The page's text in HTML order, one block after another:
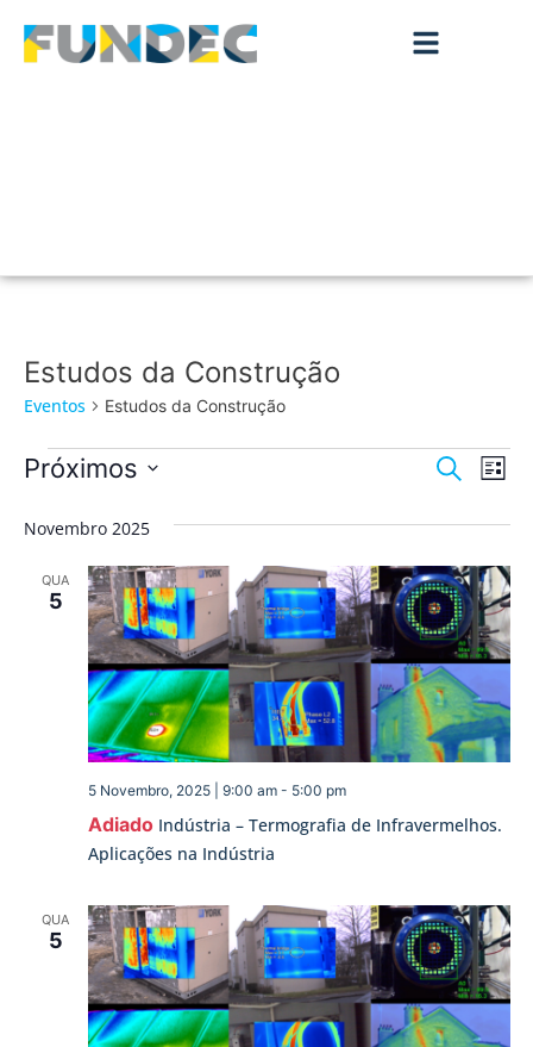
Estudos da Construção
Eventos Estudos da Construção
de
e
de
Pesquisar
de
Lista
Próximos
data.
Novembro 2025
QUA
5
Adiado Indústria – Termografia de Infravermelhos.
Aplicações na Indústria
5 Novembro, 2025 | 9:00 am- 5:00 pm
QUA
5